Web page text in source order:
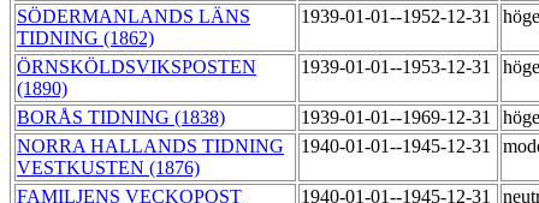
SÖDERMANLANDS LÄNS
TIDNING (1862)
1939-01-01--1952-12-31
ÖRNSKÖLDSVIKSPOSTEN
(1890)
1939-01-01--1953-12-31
BORÅS TIDNING (1838) 1939-01-01--1969-12-31
NORRA HALLANDS TIDNING
VESTKUSTEN (1876)
1940-01-01--1945-12-31
FAMILJENS VECKOPOST
1940-01-01--1945-12-31